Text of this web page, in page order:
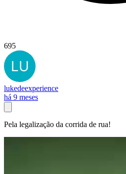
695
lukedeexperience
há 9 meses
Pela legalização da corrida de rua!